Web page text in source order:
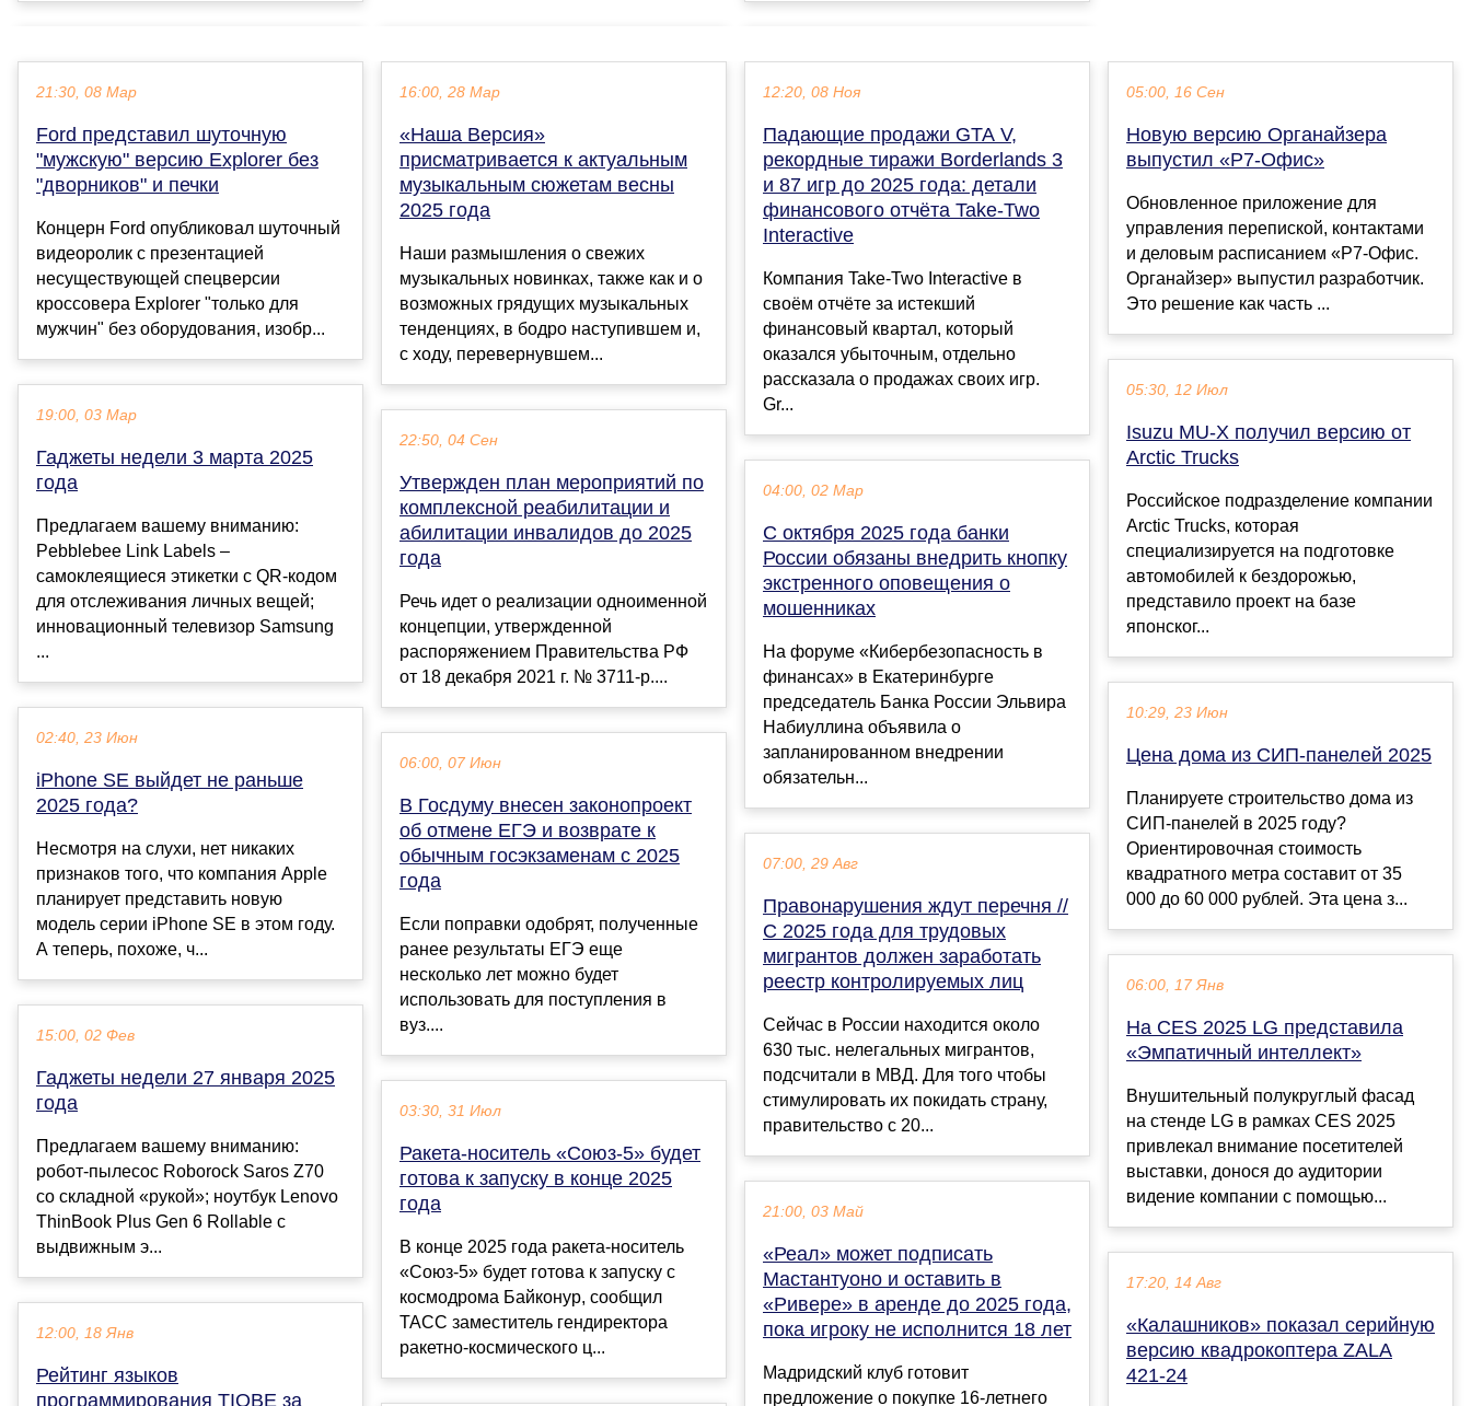
21:30, 08 Мар
Ford представил шуточную
"мужскую" версию Explorer без
"дворников" и печки
Концерн Ford опубликовал шуточный
видеоролик с презентацией
несуществующей спецверсии
кроссовера Explorer "только для
мужчин" без оборудования, изобр...
19:00, 03 Мар
Гаджеты недели 3 марта 2025
года
Предлагаем вашему вниманию:
Pebblebee Link Labels –
самоклеящиеся этикетки с QR-кодом
для отслеживания личных вещей;
инновационный телевизор Samsung
...
02:40, 23 Июн
iPhone SE выйдет не раньше
2025 года?
Несмотря на слухи, нет никаких
признаков того, что компания Apple
планирует представить новую
модель серии iPhone SE в этом году.
А теперь, похоже, ч...
15:00, 02 Фев
Гаджеты недели 27 января 2025
года
Предлагаем вашему вниманию:
робот-пылесос Roborock Saros Z70
со складной «рукой»; ноутбук Lenovo
ThinBook Plus Gen 6 Rollable с
выдвижным э...
12:00, 18 Янв
Рейтинг языков
программирования TIOBE за
16:00, 28 Мар
«Наша Версия»
присматривается к актуальным
музыкальным сюжетам весны
2025 года
Наши размышления о свежих
музыкальных новинках, также как и о
возможных грядущих музыкальных
тенденциях, в бодро наступившем и,
с ходу, перевернувшем...
22:50, 04 Сен
Утвержден план мероприятий по
комплексной реабилитации и
абилитации инвалидов до 2025
года
Речь идет о реализации одноименной
концепции, утвержденной
распоряжением Правительства РФ
от 18 декабря 2021 г. № 3711-р....
06:00, 07 Июн
В Госдуму внесен законопроект
об отмене ЕГЭ и возврате к
обычным госэкзаменам с 2025
года
Если поправки одобрят, полученные
ранее результаты ЕГЭ еще
несколько лет можно будет
использовать для поступления в
вуз....
03:30, 31 Июл
Ракета-носитель «Союз-5» будет
готова к запуску в конце 2025
года
В конце 2025 года ракета-носитель
«Союз-5» будет готова к запуску с
космодрома Байконур, сообщил
ТАСС заместитель гендиректора
ракетно-космического ц...
12:20, 08 Ноя
Падающие продажи GTA V,
рекордные тиражи Borderlands 3
и 87 игр до 2025 года: детали
финансового отчёта Take-Two
Interactive
Компания Take-Two Interactive в
своём отчёте за истекший
финансовый квартал, который
оказался убыточным, отдельно
рассказала о продажах своих игр.
Gr...
04:00, 02 Мар
С октября 2025 года банки
России обязаны внедрить кнопку
экстренного оповещения о
мошенниках
На форуме «Кибербезопасность в
финансах» в Екатеринбурге
председатель Банка России Эльвира
Набиуллина объявила о
запланированном внедрении
обязательн...
07:00, 29 Авг
Правонарушения ждут перечня //
С 2025 года для трудовых
мигрантов должен заработать
реестр контролируемых лиц
Сейчас в России находится около
630 тыс. нелегальных мигрантов,
подсчитали в МВД. Для того чтобы
стимулировать их покидать страну,
правительство с 20...
21:00, 03 Май
«Реал» может подписать
Мастантуоно и оставить в
«Ривере» в аренде до 2025 года,
пока игроку не исполнится 18 лет
Мадридский клуб готовит
предложение о покупке 16-летнего
05:00, 16 Сен
Новую версию Органайзера
выпустил «Р7-Офис»
Обновленное приложение для
управления перепиской, контактами
и деловым расписанием «Р7-Офис.
Органайзер» выпустил разработчик.
Это решение как часть ...
05:30, 12 Июл
Isuzu MU-X получил версию от
Arctic Trucks
Российское подразделение компании
Arctic Trucks, которая
специализируется на подготовке
автомобилей к бездорожью,
представило проект на базе
японског...
10:29, 23 Июн
Цена дома из СИП-панелей 2025
Планируете строительство дома из
СИП-панелей в 2025 году?
Ориентировочная стоимость
квадратного метра составит от 35
000 до 60 000 рублей. Эта цена з...
06:00, 17 Янв
На CES 2025 LG представила
«Эмпатичный интеллект»
Внушительный полукруглый фасад
на стенде LG в рамках CES 2025
привлекал внимание посетителей
выставки, донося до аудитории
видение компании с помощью...
17:20, 14 Авг
«Калашников» показал cерийную
версию квадрокоптера ZALA
421-24